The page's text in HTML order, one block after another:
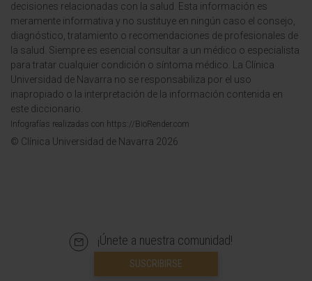
decisiones relacionadas con la salud. Esta información es
meramente informativa y no sustituye en ningún caso el consejo,
diagnóstico, tratamiento o recomendaciones de profesionales de
la salud. Siempre es esencial consultar a un médico o especialista
para tratar cualquier condición o síntoma médico. La Clínica
Universidad de Navarra no se responsabiliza por el uso
inapropiado o la interpretación de la información contenida en
este diccionario.
Infografías realizadas con https://BioRender.com
© Clínica Universidad de Navarra 2026
¡Únete a nuestra comunidad!
SUSCRIBIRSE